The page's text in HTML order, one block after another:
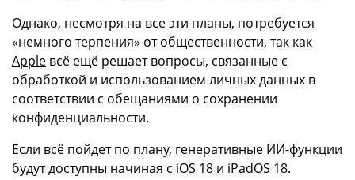
Однако, несмотря на все эти планы, потребуется
«немного терпения» от общественности, так как
Apple всё ещё решает вопросы, связанные с
обработкой и использованием личных данных в
соответствии с обещаниями о сохранении
конфиденциальности.
Если всё пойдет по плану, генеративные ИИ-функции
будут доступны начиная с iOS 18 и iPadOS 18.